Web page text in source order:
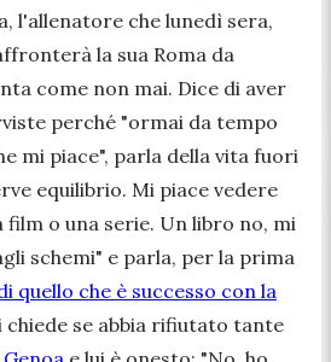
l'allenatore che lunedì sera,
la sua Roma da
come non mai. Dice di aver
perché "ormai da tempo
mi piace", parla della vita fuori
equilibrio. Mi piace vedere
o una serie. Un libro no, mi
schemi" e parla, per la prima
quello che è successo con la
chiede se abbia rifiutato tante